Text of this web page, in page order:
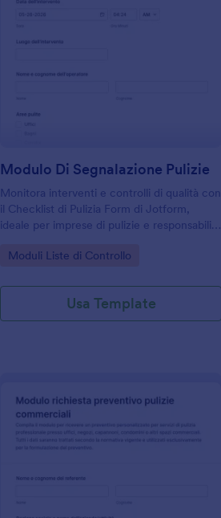
Modulo Di Segnalazione Pulizie
Monitora interventi e controlli di qualità con
il Checklist di Pulizia Form di Jotform,
ideale per imprese di pulizie e responsabili
svolte e risultati in modo ordinato.
Go to Category:
Moduli Liste di Controllo
Usa Template